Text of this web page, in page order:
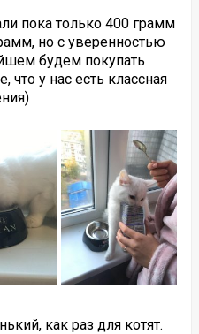
пока только 400 грамм
но с уверенностью
будем покупать
у нас есть классная
как раз для котят.